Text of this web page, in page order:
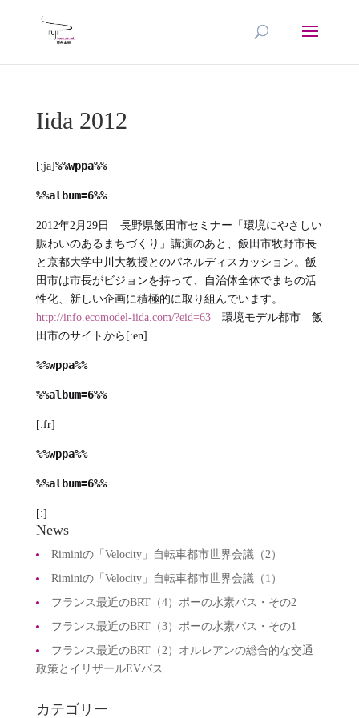
Iida 2012
[:ja]%%wppa%%
%%album=6%%
2012年2月29日 長野県飯田市セミナー「環境にやさしい
賑わいのあるまちづくり」講演のあと、飯田市牧野市長
と京都大学中川大教授とのパネルディスカッション。飯
田市は市長がビジョンを持って、自治体全体でまちの活
性化、新しい企画に積極的に取り組んでいます。
http://info.ecomodel-iida.com/?eid=63環境モデル都市 飯
田市のサイトから[:en]
%%wppa%%
%%album=6%%
[:fr]
%%wppa%%
%%album=6%%
[:]
News
Riminiの「Velocity」自転車都市世界会議（2）
Riminiの「Velocity」自転車都市世界会議（1）
フランス最近のBRT（4）ポーの水素バス・その2
フランス最近のBRT（3）ポーの水素バス・その1
フランス最近のBRT（2）オルレアンの総合的な交通
政策とイリザールEVバス
カテゴリー